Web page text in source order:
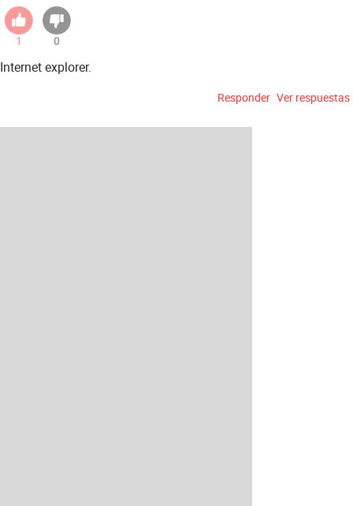
1 0
Internet explorer.
Responder Ver respuestas